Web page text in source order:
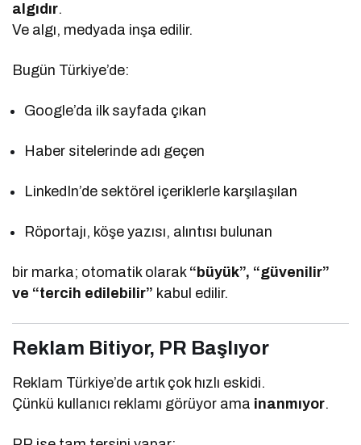
algıdır.
Ve algı, medyada inşa edilir.
Bugün Türkiye’de:
Google’da ilk sayfada çıkan
Haber sitelerinde adı geçen
LinkedIn’de sektörel içeriklerle karşılaşılan
Röportajı, köşe yazısı, alıntısı bulunan
bir marka; otomatik olarak “büyük”, “güvenilir”
ve “tercih edilebilir” kabul edilir.
Reklam Bitiyor, PR Başlıyor
Reklam Türkiye’de artık çok hızlı eskidi.
Çünkü kullanıcı reklamı görüyor ama inanmıyor.